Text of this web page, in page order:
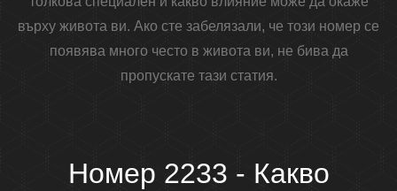
върху живота ви. Ако сте забелязали, че този номер се
появява много често в живота ви, не бива да
пропускате тази статия.
Номер 2233 - Какво